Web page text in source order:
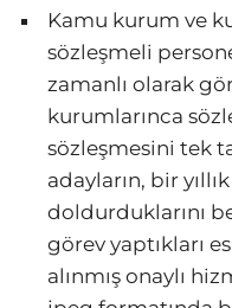
Kamu kurum ve
sözleşmeli
zamanlı olarak
kurumlarınca
sözleşmesini tek
adayların, bir
doldurduklarını
görev yaptıkları
alınmış onaylı